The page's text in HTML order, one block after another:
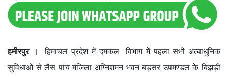
हमीरपुर ।
हिमाचल प्रदेश में दमकल विभाग में पहला सभी अत्याधुनिक
सुविधाओं से लैस पांच मंजिला अग्निशमन भवन बड़सर उपमण्डल के बिझड़ी